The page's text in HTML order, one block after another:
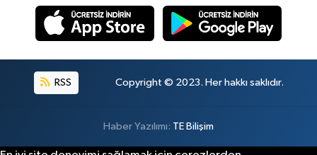
RSS Copyright © 2023. Her hakkı saklıdır.
Haber Yazılımı: TE Bilişim